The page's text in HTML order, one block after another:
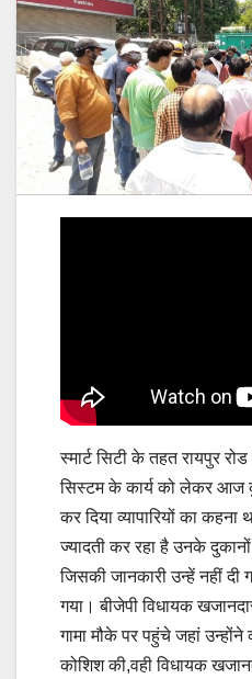
स्मार्ट सिटी के तहत रायपुर
सिस्टम के कार्य को लेकर आज
कर दिया व्यापारियों का
ज्यादती कर रहा है उनके
जिसकी जानकारी उन्हें नहीं दी
गया। बीजेपी विधायक
गामा मौके पर पहुंचे जहां उन्होंने
कोशिश की,वही विधायक